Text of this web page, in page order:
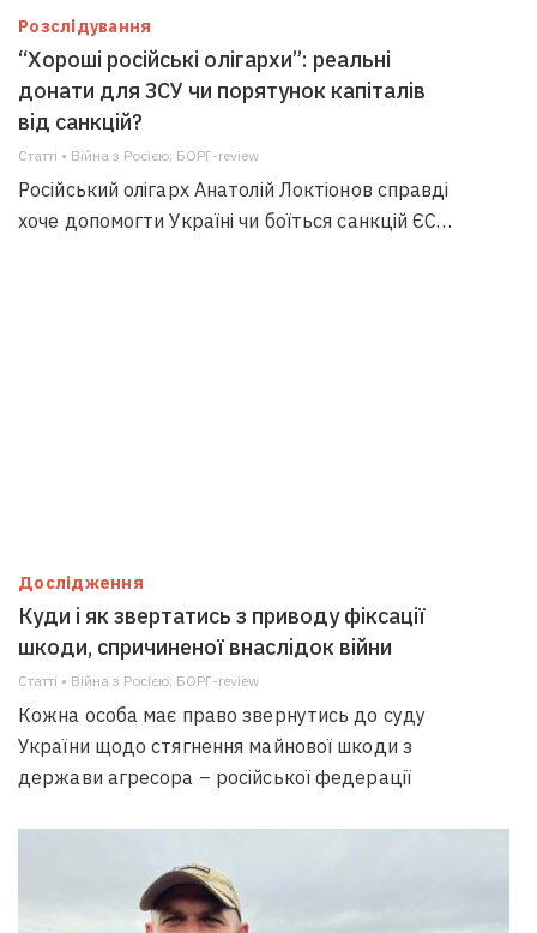
Розслідування
“Хороші російські олігархи”: реальні
донати для ЗСУ чи порятунок капіталів
від санкцій?
Статті • Війна з Росією; БОРГ-review
Російський олігарх Анатолій Локтіонов справді
хоче допомогти Україні чи боїться санкцій ЄС…
Дослідження
Куди і як звертатись з приводу фіксації
шкоди, спричиненої внаслідок війни
Статті • Війна з Росією; БОРГ-review
Кожна особа має право звернутись до суду
України щодо стягнення майнової шкоди з
держави агресора – російської федерації